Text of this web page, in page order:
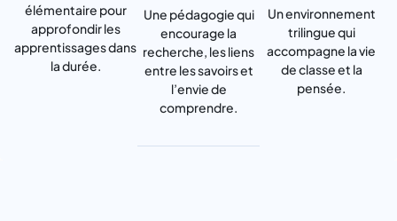
élémentaire pour
approfondir les
apprentissages dans
la durée.
Une pédagogie qui
encourage la
recherche, les liens
entre les savoirs et
l’envie de
comprendre.
Un environnement
trilingue qui
accompagne la vie
de classe et la
pensée.